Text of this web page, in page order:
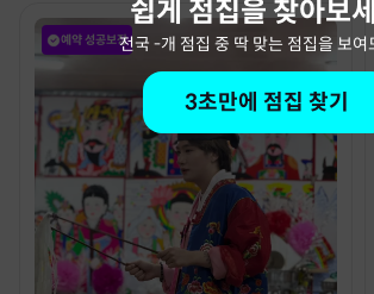
쉽게 점집을 찾아보
전국 -개 점집 중 딱 맞는 점집을 보여
3초만에 점집 찾기
예약 성공보장